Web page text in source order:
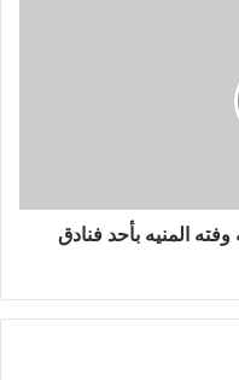
المنيه بأحد فنادق